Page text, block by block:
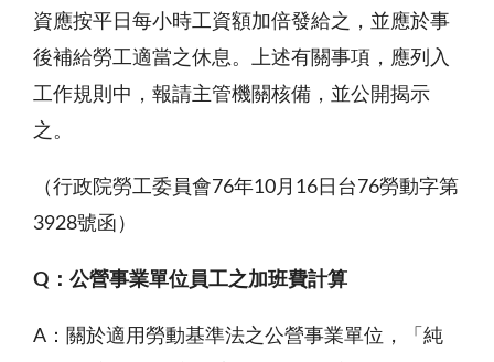
資應按平日每小時工資額加倍發給之，並應於事
後補給勞工適當之休息。上述有關事項，應列入
工作規則中，報請主管機關核備，並公開揭示
之。
（行政院勞工委員會76年10月16日台76勞動字第
3928號函）
Q：公營事業單位員工之加班費計算
A ：關於適用勞動基準法之公營事業單位，「純